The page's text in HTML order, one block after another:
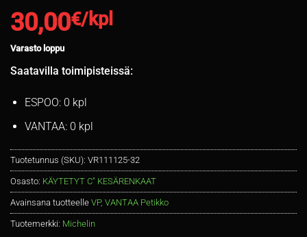
30,00€/kpl
Varasto loppu
Saatavilla toimipisteissä:
ESPOO: 0 kpl
VANTAA: 0 kpl
Tuotetunnus (SKU): VR111125-32
Osasto: KÄYTETYT C" KESÄRENKAAT
Avainsana tuotteelle VP, VANTAA Petikko
Tuotemerkki: Michelin